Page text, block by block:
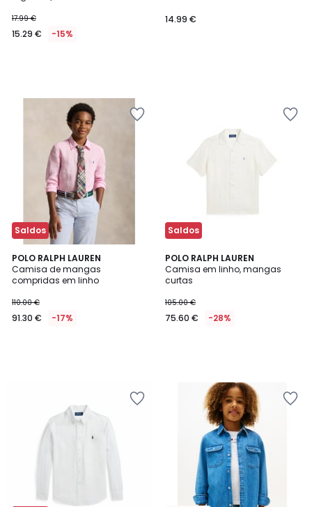
17.99 €
15.29 € -15%
14.99 €
Saldos
POLO RALPH LAUREN
Camisa de mangas
compridas em linho
110.00 €
91.30 € -17%
Saldos
POLO RALPH LAUREN
Camisa em linho, mangas
curtas
105.00 €
75.60 € -28%